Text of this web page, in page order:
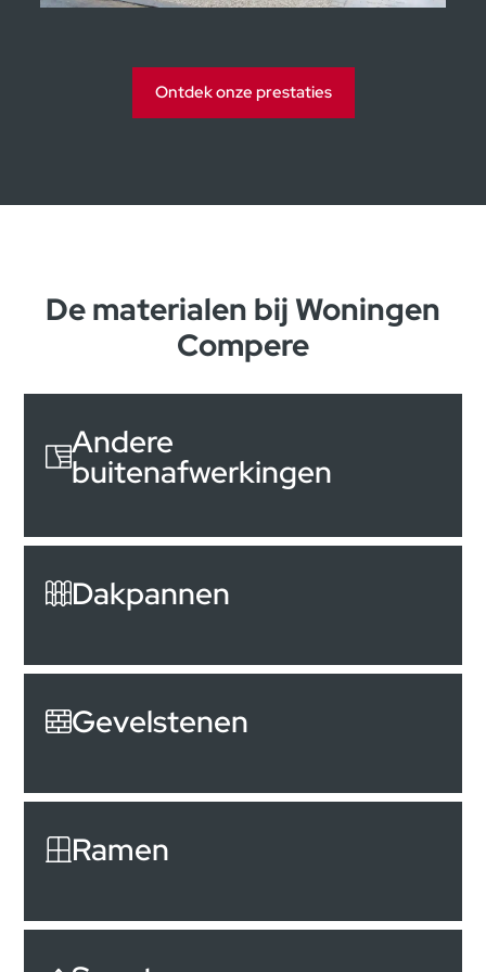
Ontdek onze prestaties
De materialen bij Woningen
Compere
Andere
buitenafwerkingen
Dakpannen
Gevelstenen
Ramen